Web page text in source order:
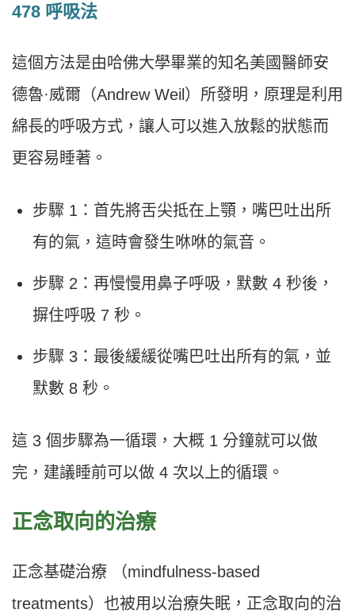
478 呼吸法
這個方法是由哈佛大學畢業的知名美國醫師安
德魯·威爾（Andrew Weil）所發明，原理是利用
綿長的呼吸方式，讓人可以進入放鬆的狀態而
更容易睡著。
步驟 1：首先將舌尖抵在上顎，嘴巴吐出所
有的氣，這時會發生咻咻的氣音。
步驟 2：再慢慢用鼻子呼吸，默數 4 秒後，
摒住呼吸 7 秒。
步驟 3：最後緩緩從嘴巴吐出所有的氣，並
默數 8 秒。
這 3 個步驟為一循環，大概 1 分鐘就可以做
完，建議睡前可以做 4 次以上的循環。
正念取向的治療
正念基礎治療 （mindfulness-based
treatments）也被用以治療失眠，正念取向的治